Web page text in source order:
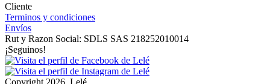
Cliente
Terminos y condiciones
Envíos
Rut y Razon Social: SDLS SAS 218252010014
¡Seguinos!
Copyright 2026, Lelé.